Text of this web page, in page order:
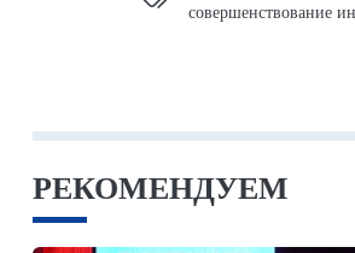
совершенствование
РЕКОМЕНДУЕМ